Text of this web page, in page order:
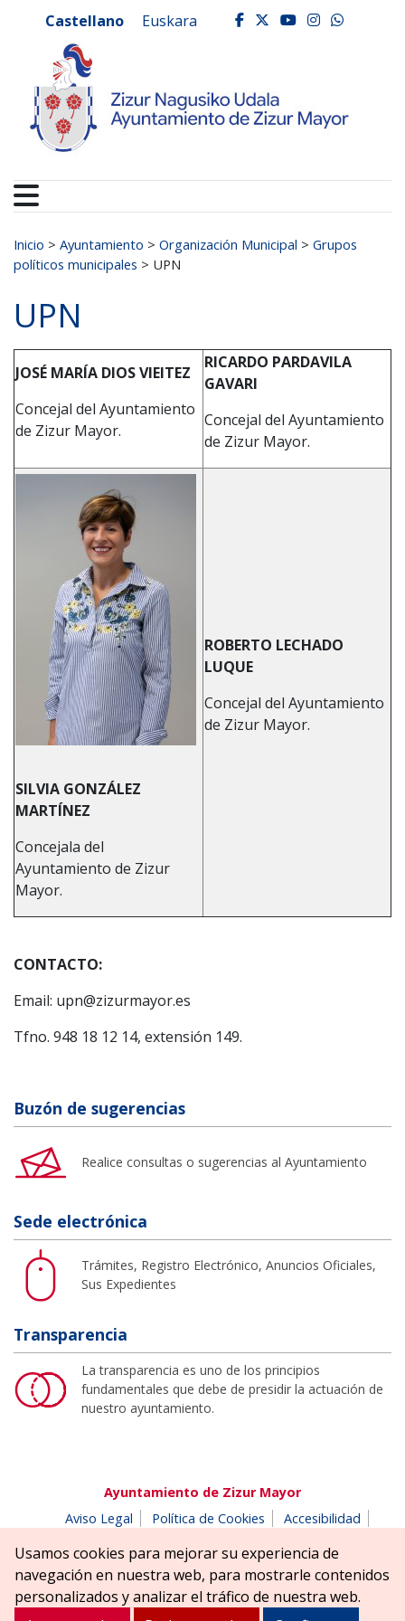
Ayuntamiento de
Castellano Euskara facebook
twitter
youtube
Buscar:
Inicio > Ayuntamiento > Organización Municipal > Grupos
políticos municipales > UPN
UPN
JOSÉ MARÍA DIOS VIEITEZ
Concejal del Ayuntamiento
de Zizur Mayor.
RICARDO PARDAVILA
GAVARI
Concejal del Ayuntamiento
de Zizur Mayor.
SILVIA GONZÁLEZ
MARTÍNEZ
Concejala del
Ayuntamiento de Zizur
Mayor.
ROBERTO LECHADO
LUQUE
Concejal del Ayuntamiento
de Zizur Mayor.
CONTACTO:
Email: upn@zizurmayor.es
Tfno. 948 18 12 14, extensión 149.
Buzón de sugerencias
Realice consultas o sugerencias al Ayuntamiento
Sede electrónica
Trámites, Registro Electrónico, Anuncios Oficiales,
Sus Expedientes
Transparencia
La transparencia es uno de los principios
fundamentales que debe de presidir la actuación de
nuestro ayuntamiento.
Ayuntamiento de Zizur Mayor
Aviso Legal
Política de Cookies
Accesibilidad
Parque Erreniega parkea, s/n | 31180 Zizur Mayor-Zizur
Nagusia (NAVARRA-NAFARROA)
Tel. 948 181900
ayuntamiento@zizurmayor.es
Usamos cookies para mejorar su experiencia de
navegación en nuestra web, para mostrarle contenidos
personalizados y analizar el tráfico de nuestra web.